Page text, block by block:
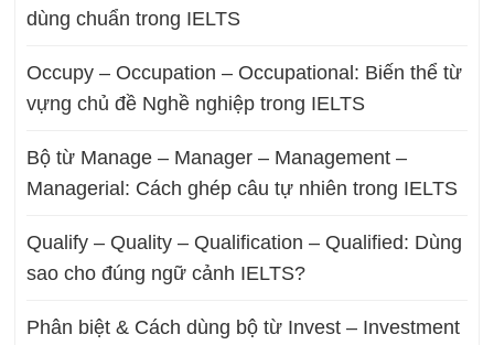
dùng chuẩn trong IELTS
Occupy – Occupation – Occupational: Biến thể từ
vựng chủ đề Nghề nghiệp trong IELTS
Bộ từ Manage – Manager – Management –
Managerial: Cách ghép câu tự nhiên trong IELTS
Qualify – Quality – Qualification – Qualified: Dùng
sao cho đúng ngữ cảnh IELTS?
Phân biệt & Cách dùng bộ từ Invest – Investment